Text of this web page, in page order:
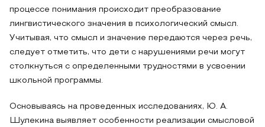
процессе понимания происходит преобразование
лингвистического значения в психологический смысл.
Учитывая, что смысл и значение передаются через речь,
следует отметить, что дети с нарушениями речи могут
столкнуться с определенными трудностями в усвоении
школьной программы.
Основываясь на проведенных исследованиях, Ю. А.
Шулекина выявляет особенности реализации смысловой